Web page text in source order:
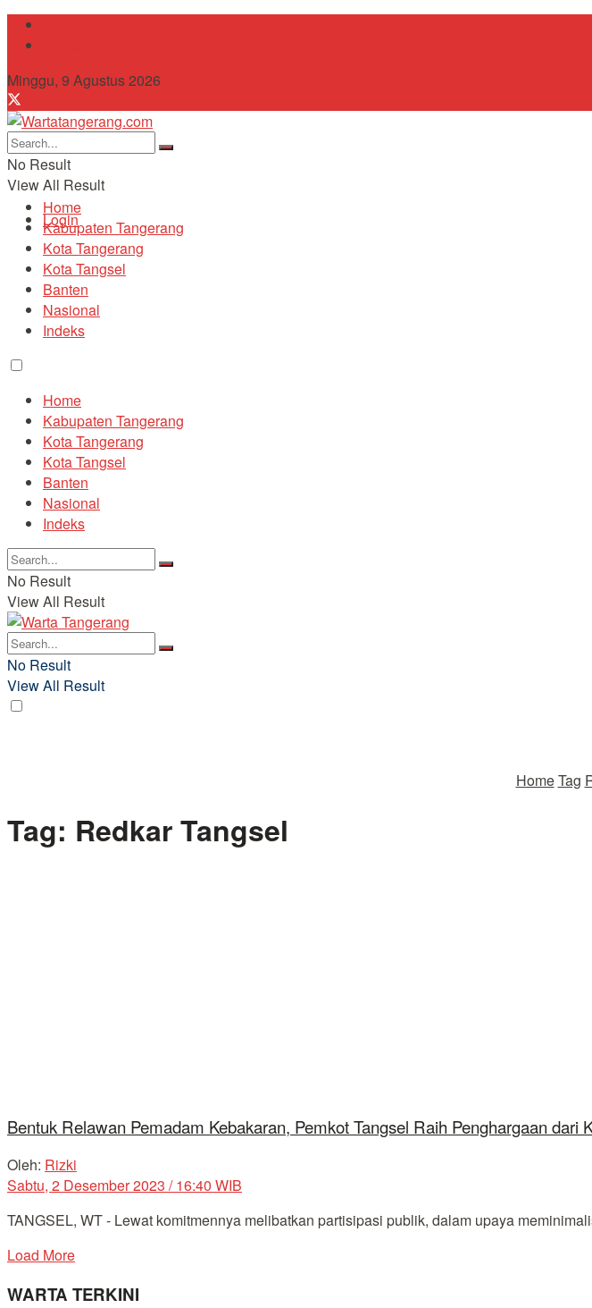
Minggu, 9 Agustus 2026
No Result
View All Result
Login
Home
Kabupaten Tangerang
Kota Tangerang
Kota Tangsel
Banten
Nasional
Indeks
Home
Kabupaten Tangerang
Kota Tangerang
Kota Tangsel
Banten
Nasional
Indeks
No Result
View All Result
No Result
View All Result
HomeTag
Tag: Redkar Tangsel
Bentuk Relawan Pemadam Kebakaran, Pemkot Tangsel Raih Penghargaan dari
Oleh: Rizki
Sabtu, 2 Desember 2023 / 16:40 WIB
TANGSEL, WT - Lewat komitmennya melibatkan partisipasi publik, dalam upaya
Load More
WARTA TERKINI